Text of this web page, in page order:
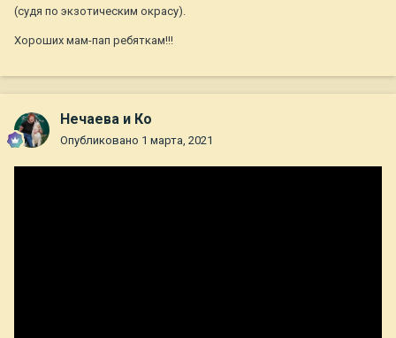
(судя по экзотическим окрасу).
Хороших мам-пап ребяткам!!!
Нечаева и Ко
Опубликовано 1 марта, 2021